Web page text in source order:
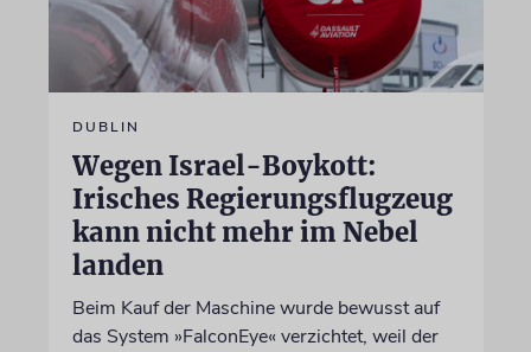
DUBLIN
Wegen Israel-Boykott:
Irisches Regierungsflugzeug
kann nicht mehr im Nebel
landen
Beim Kauf der Maschine wurde bewusst auf
das System »FalconEye« verzichtet, weil der